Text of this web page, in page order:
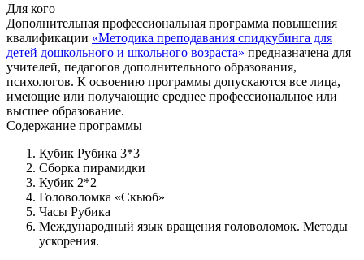
Для кого
Дополнительная профессиональная программа повышения
квалификации «Методика преподавания спидкубинга для
детей дошкольного и школьного возраста» предназначена для
учителей, педагогов дополнительного образования,
психологов. К освоению программы допускаются все лица,
имеющие или получающие среднее профессиональное или
высшее образование.
Содержание программы
Кубик Рубика 3*3
Сборка пирамидки
Кубик 2*2
Головоломка «Скьюб»
Часы Рубика
Международный язык вращения головоломок. Методы
ускорения.